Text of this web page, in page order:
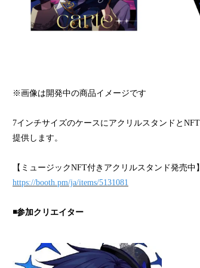
※画像は開発中の商品イメージです
7インチサイズのケースにアクリルスタンドと
提供します。
【ミュージックNFT付きアクリルスタンド発売中】
https://booth.pm/ja/items/5131081
◾️参加クリエイター